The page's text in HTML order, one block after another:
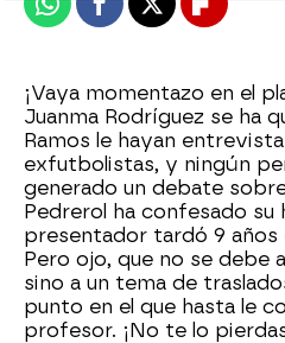
WhatsappFacebook
X Flipboard
¡Vaya momentazo en el
Juanma Rodríguez se ha
Ramos le hayan
exfutbolistas, y ningún
generado un debate
Pedrerol ha confesado su
presentador tardó 9 años
Pero ojo, que no se debe
sino a un tema de
punto en el que hasta le
profesor. ¡No te lo